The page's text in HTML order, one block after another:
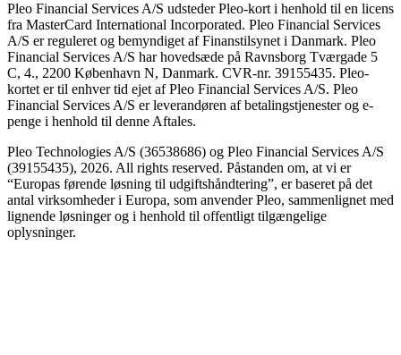
Pleo Financial Services A/S udsteder Pleo-kort i henhold til en licens
fra MasterCard International Incorporated. Pleo Financial Services
A/S er reguleret og bemyndiget af Finanstilsynet i Danmark. Pleo
Financial Services A/S har hovedsæde på Ravnsborg Tværgade 5
C, 4., 2200 København N, Danmark. CVR-nr. 39155435. Pleo-
kortet er til enhver tid ejet af Pleo Financial Services A/S. Pleo
Financial Services A/S er leverandøren af betalingstjenester og e-
penge i henhold til denne Aftales.
Pleo Technologies A/S (36538686) og Pleo Financial Services A/S
(39155435), 2026. All rights reserved. Påstanden om, at vi er
“Europas førende løsning til udgiftshåndtering”, er baseret på det
antal virksomheder i Europa, som anvender Pleo, sammenlignet med
lignende løsninger og i henhold til offentligt tilgængelige
oplysninger.